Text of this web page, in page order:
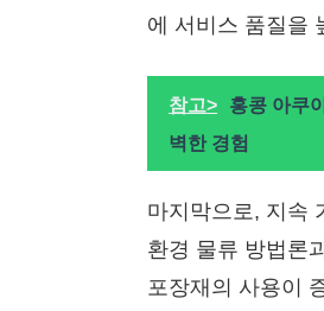
에 서비스 품질을
참고>
홍콩 아쿠
벽한 경험
마지막으로, 지속
환경 물류 방법론
포장재의 사용이